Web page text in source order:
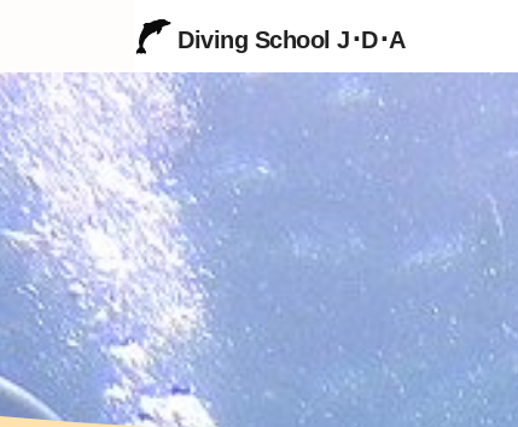
Diving School J･D･A